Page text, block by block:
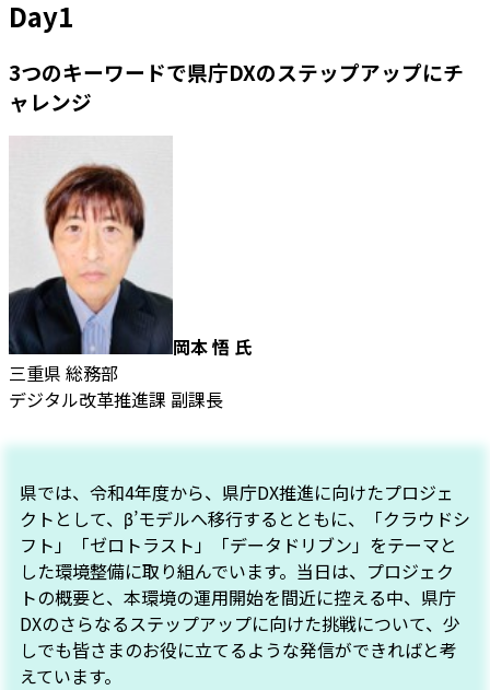
Day1
3つのキーワードで県庁DXのステップアップにチ
ャレンジ
岡本 悟 氏
三重県 総務部
デジタル改革推進課 副課長
県では、令和4年度から、県庁DX推進に向けたプロジェ
クトとして、β’モデルへ移行するとともに、「クラウドシ
フト」「ゼロトラスト」「データドリブン」をテーマと
した環境整備に取り組んでいます。当日は、プロジェク
トの概要と、本環境の運用開始を間近に控える中、県庁
DXのさらなるステップアップに向けた挑戦について、少
しでも皆さまのお役に立てるような発信ができればと考
えています。